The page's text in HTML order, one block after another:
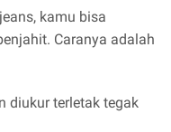
kamu bisa
Caranya adalah
diukur terletak tegak